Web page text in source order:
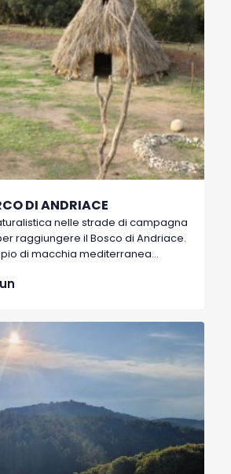
DI ANDRIACE
nelle strade di campagna
raggiungere il Bosco di Andriace.
di macchia mediterranea
scavi di una fattoria magno-
a.C. e la sua ricostruzione